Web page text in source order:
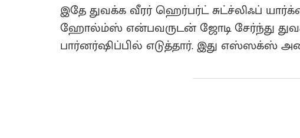
இதே துவக்க வீரர் ஹெர்பர்ட் சுட்ச்லிஃப்
ஹோல்ம்ஸ் என்பவருடன் ஜோடி சேர்ந்து
பார்னர்ஷிப்பில் எடுத்தார். இது எஸ்ஸக்ஸ்